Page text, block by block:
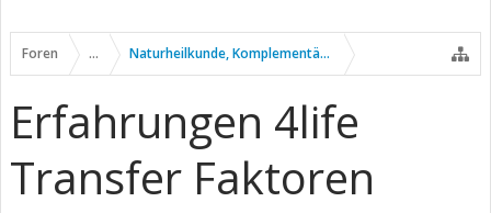
Foren ... Naturheilkunde, Komplementär- u. Alternativmedizin
Erfahrungen 4life
Transfer Faktoren